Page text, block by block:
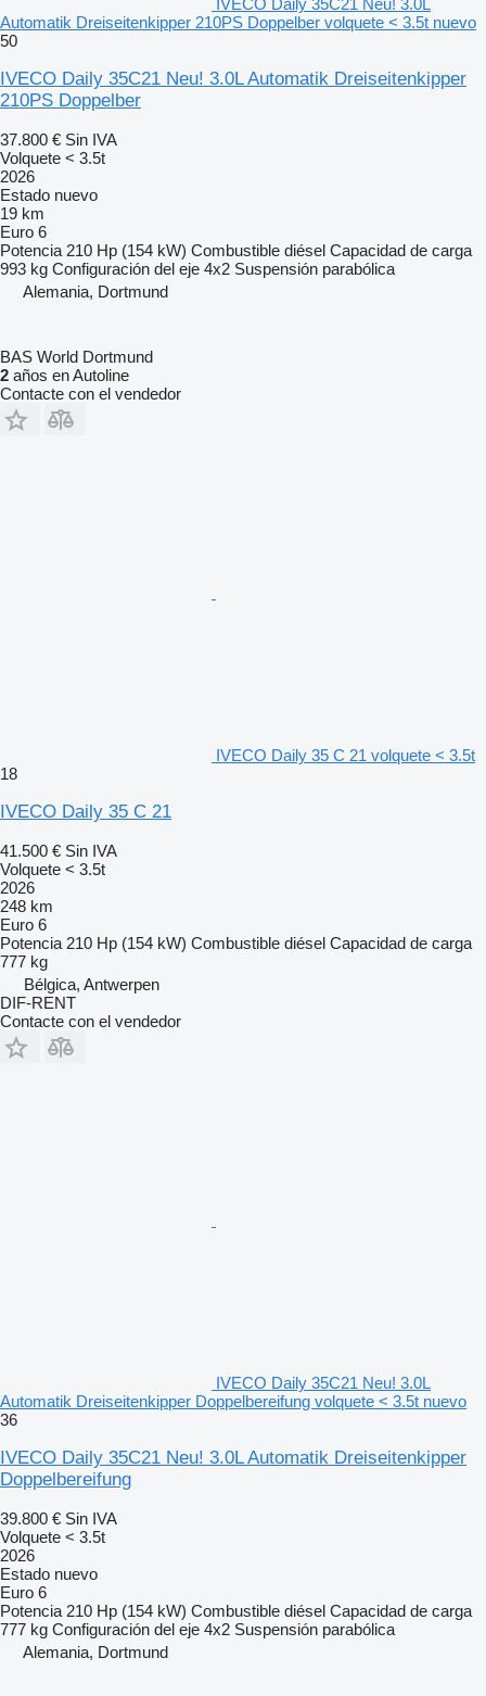
Automatik Dreiseitenkipper 210PS Doppelber volquete < 3.5t nuevo
50
IVECO Daily 35C21 Neu! 3.0L Automatik Dreiseitenkipper
210PS Doppelber
37.800 € Sin IVA
Volquete < 3.5t
2026
Estado nuevo
19 km
Euro 6
Potencia 210 Hp (154 kW) Combustible diésel Capacidad de carga
993 kg Configuración del eje 4x2 Suspensión parabólica
Alemania, Dortmund
BAS World Dortmund
2 años en Autoline
Contacte con el vendedor
IVECO Daily 35 C 21 volquete < 3.5t
18
IVECO Daily 35 C 21
41.500 € Sin IVA
Volquete < 3.5t
2026
248 km
Euro 6
Potencia 210 Hp (154 kW) Combustible diésel Capacidad de carga
777 kg
Bélgica, Antwerpen
DIF-RENT
Contacte con el vendedor
IVECO Daily 35C21 Neu! 3.0L
Automatik Dreiseitenkipper Doppelbereifung volquete < 3.5t nuevo
36
IVECO Daily 35C21 Neu! 3.0L Automatik Dreiseitenkipper
Doppelbereifung
39.800 € Sin IVA
Volquete < 3.5t
2026
Estado nuevo
Euro 6
Potencia 210 Hp (154 kW) Combustible diésel Capacidad de carga
777 kg Configuración del eje 4x2 Suspensión parabólica
Alemania, Dortmund